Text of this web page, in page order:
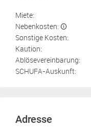
Miete:
Nebenkosten:
Sonstige Kosten:
Kaution:
Ablösevereinbarung:
SCHUFA-Auskunft:
Adresse